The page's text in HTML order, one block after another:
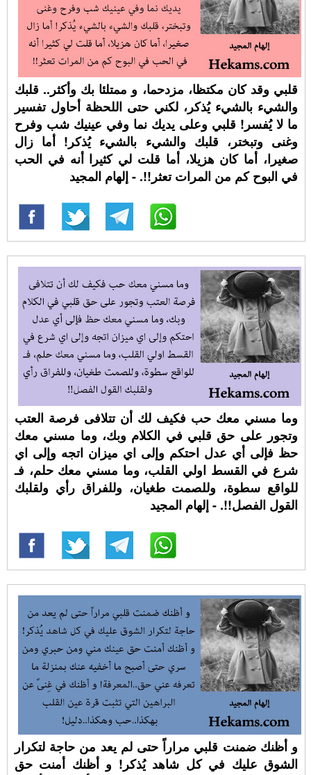
قلبي وقد كان مكتظا، مزدحما، و ممتلئا بك وأكثر.. قلبك
والشيء بالشيء يُذكر، لكني حتى اللحظة أحاول تفسير
ما لا يُفسر! قلبي وعلى يديك نما وفي عينيك شب وفرح
وغنى وتبختر، قلبك والشيء بالشيء يُذكر! أما زال
صغيرا، أما كان هزيلا، أما قلت لي كثيرا أنه في الحب
في البوح كم من المرات تعثر!!. - إلهام المجيد
وما مسني معك حب فكيف لك أن تتلافى فرصة العتب
وتجور على حق قلبي في الكلام وبك، وما مسني معك
حظ فإلى أي عدل احتكم وإلى اي ميزان اتجه وإلى اي
شرع في القسط اولي القلب، وما مسني معك حلم، فـ
للواقع سطوة، وللصمت طغيان، وللفراق رأي ولقلبك
القول الفصل!!. - إلهام المجيد
و أظنك ضمنت قلبي مراراً حتى لم يعد من حاجة لتكرار
الشوق عليك في كل شاهد يُذكر! و أظنك أمنت حق